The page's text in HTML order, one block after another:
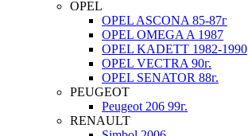
OPEL
OPEL ASCONA 85-87г
OPEL OMEGA A 1987
OPEL KADETT 1982-1990
OPEL VECTRA 90г.
OPEL SENATOR 88г.
PEUGEOT
Peugeot 206 99г.
RENAULT